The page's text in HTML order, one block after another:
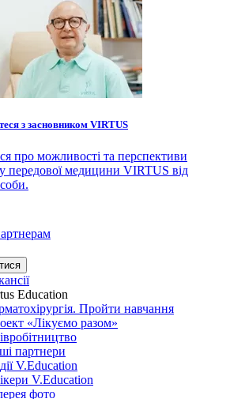
з засновником VIRTUS
про можливості та перспективи
передової медицини VIRTUS від
Education
Пройти навчання
«Лікуємо разом»
партнери
V.Education
V.Education
фото